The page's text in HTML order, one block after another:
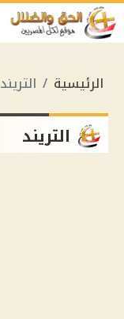
الرئيسية التريند
التريند